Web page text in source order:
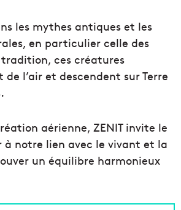
les mythes antiques et les
en particulier celle des
tradition, ces créatures
de l’air et descendent sur Terre
aérienne, ZENIT invite le
notre lien avec le vivant et la
un équilibre harmonieux